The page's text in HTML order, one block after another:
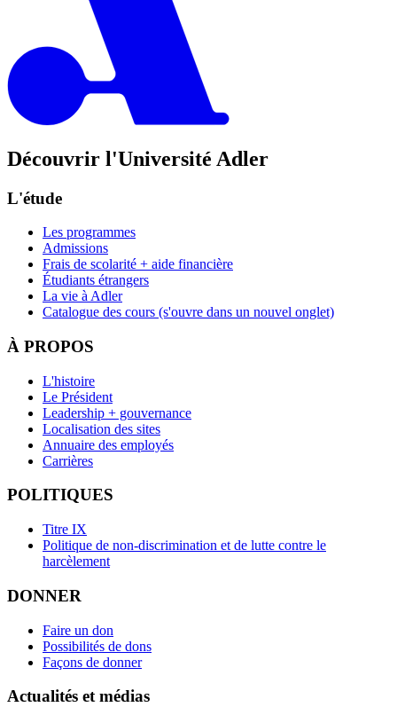
Découvrir l'Université Adler
L'étude
Les programmes
Admissions
Frais de scolarité + aide financière
Étudiants étrangers
La vie à Adler
Catalogue des cours (s'ouvre dans un nouvel onglet)
À PROPOS
L'histoire
Le Président
Leadership + gouvernance
Localisation des sites
Annuaire des employés
Carrières
POLITIQUES
Titre IX
Politique de non-discrimination et de lutte contre le
harcèlement
DONNER
Faire un don
Possibilités de dons
Façons de donner
Actualités et médias